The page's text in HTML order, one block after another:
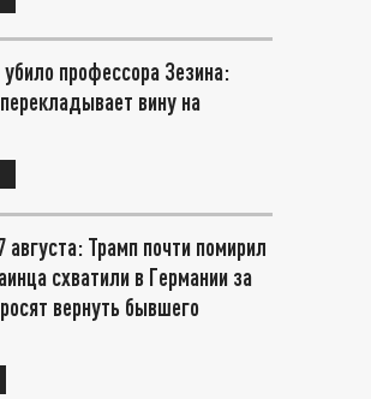
профессора Зезина:
вину на
августа: Трамп почти помирил
схватили в Германии за
вернуть бывшего